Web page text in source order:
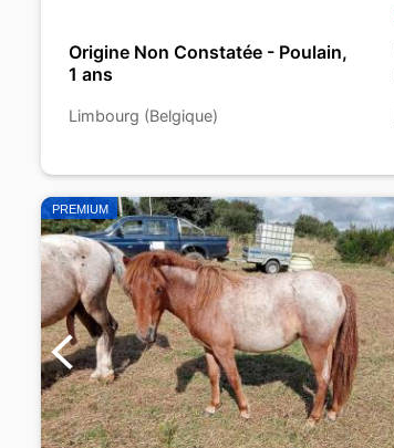
Origine Non Constatée - Poulain,
1 ans
Limbourg (Belgique)
PREMIUM